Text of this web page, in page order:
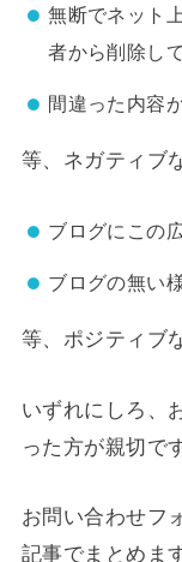
無断でネット
者から削除し
間違った内容
等、ネガティブ
ブログにこの
ブログの無い
等、ポジティブ
いずれにしろ、
った方が親切で
お問い合わせフ
記事でまとめます